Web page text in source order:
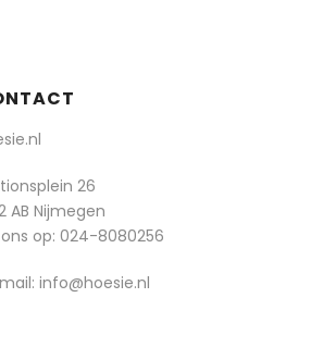
26
AB Nijmegen
op: 024-8080256
info@hoesie.nl